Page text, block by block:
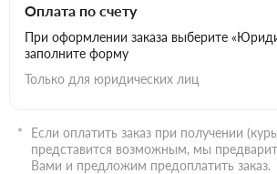
Оплата по счету
При оформлении заказа выберите
заполните форму
Только для юридических лиц
Если оплатить заказ при получении
представится возможным, мы
Вами и предложим предоплатить заказ.